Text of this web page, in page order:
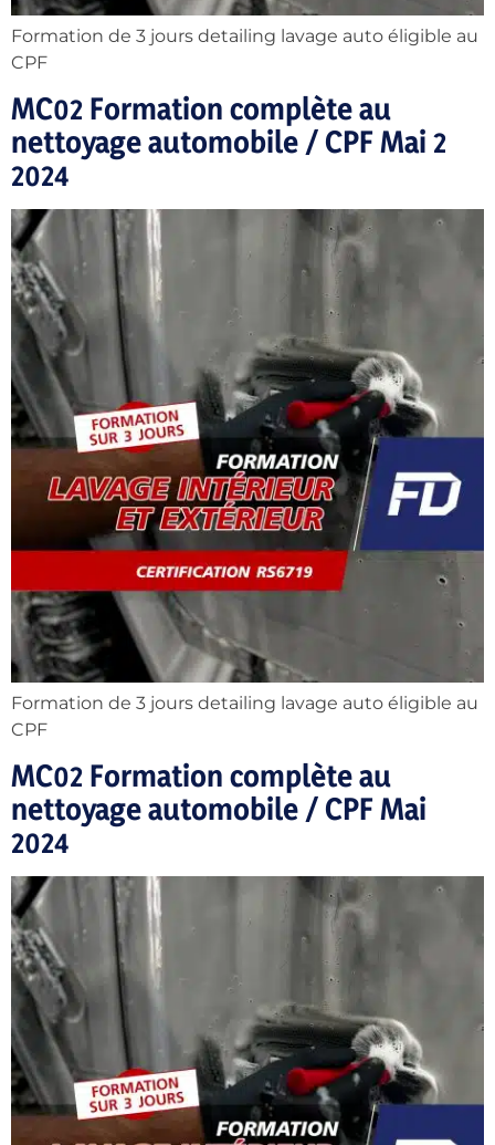
Formation de 3 jours detailing lavage auto éligible au
CPF
MC02 Formation complète au
nettoyage automobile / CPF Mai 2
2024
Formation de 3 jours detailing lavage auto éligible au
CPF
MC02 Formation complète au
nettoyage automobile / CPF Mai
2024